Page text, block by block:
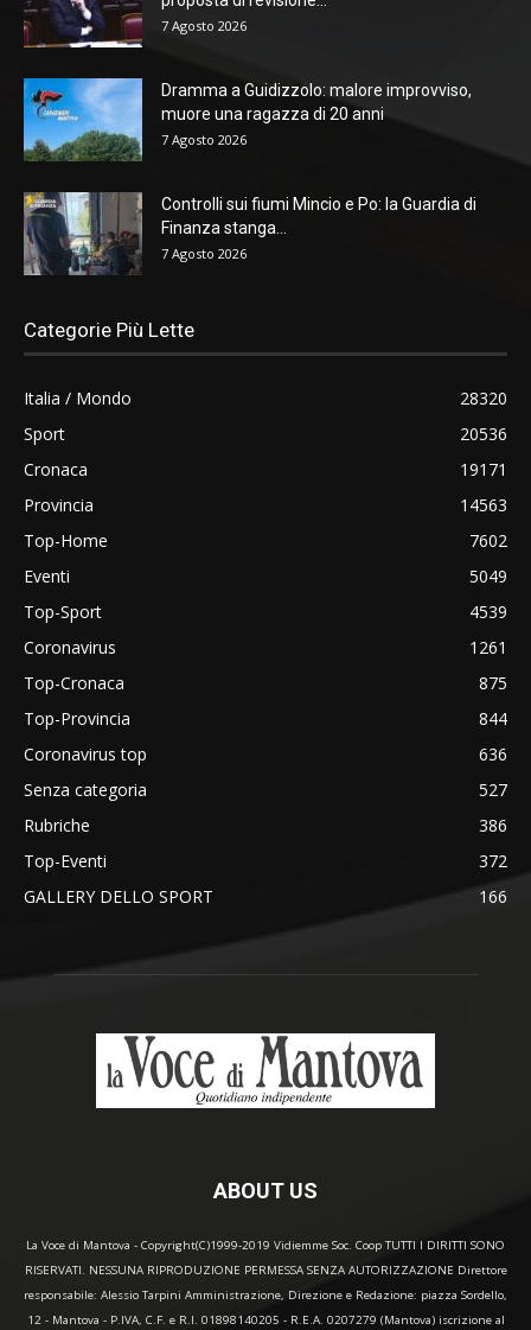
7 Agosto 2026
Dramma a Guidizzolo: malore improvviso,
muore una ragazza di 20 anni
7 Agosto 2026
Controlli sui fiumi Mincio e Po: la Guardia di
Finanza stanga...
7 Agosto 2026
Categorie Più Lette
Italia / Mondo
28320
Sport
20536
Cronaca
19171
Provincia
14563
Top-Home
7602
Eventi
5049
Top-Sport
4539
Coronavirus
1261
Top-Cronaca
875
Top-Provincia
844
Coronavirus top
636
Senza categoria
527
Rubriche
386
Top-Eventi
372
GALLERY DELLO SPORT
166
ABOUT US
La Voce di Mantova - Copyright(C)1999-2019 Vidiemme Soc. Coop TUTTI I DIRITTI SONO
RISERVATI. NESSUNA RIPRODUZIONE PERMESSA SENZA AUTORIZZAZIONE Direttore
responsabile: Alessio Tarpini Amministrazione, Direzione e Redazione: piazza Sordello,
12 - Mantova - P.IVA, C.F. e R.I. 01898140205 - R.E.A. 0207279 (Mantova) iscrizione al